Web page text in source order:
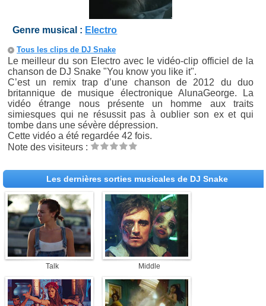
Genre musical : Electro
Tous les clips de DJ Snake
Le meilleur du son Electro avec le vidéo-clip officiel de la
chanson de DJ Snake "You know you like it".
C’est un remix trap d’une chanson de 2012 du duo
britannique de musique électronique AlunaGeorge. La
vidéo étrange nous présente un homme aux traits
simiesques qui ne résussit pas à oublier son ex et qui
tombe dans une sévère dépression.
Cette vidéo a été regardée 42 fois.
Note des visiteurs :
Les dernières sorties musicales de DJ Snake
Talk Middle